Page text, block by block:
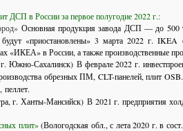
ДСП в России за первое полугодие 2022 г.:
Основная продукция завода ДСП — до 500
«приостановлены» 3 марта 2022 г. IKEA
«ИКЕА» в России, а также производственные
г. Южно-Сахалинск) В феврале 2022 г.
обрезных ПМ, CLT-панелей, плит OSB.
пеллет.
г. Ханты-Мансийск) В 2021 г. предприятия
плит» (Вологодская обл., с лета 2020 г. в